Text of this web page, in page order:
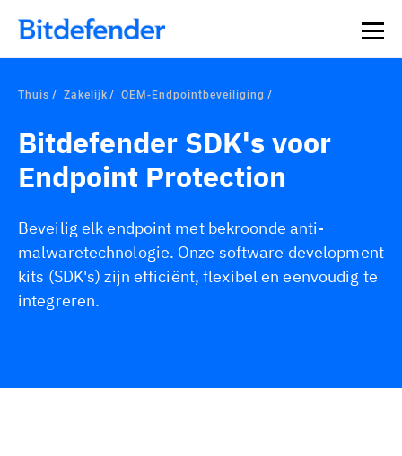
Thuis Zakelijk OEM-Endpointbeveiliging
Bitdefender SDK's voor
Endpoint Protection
Beveilig elk endpoint met bekroonde anti-
malwaretechnologie. Onze software development
kits (SDK's) zijn efficiënt, flexibel en eenvoudig te
integreren.